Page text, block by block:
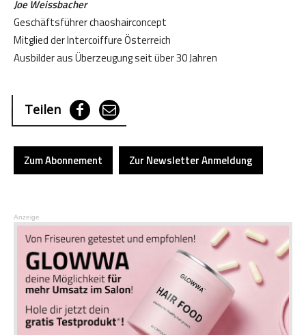
Joe Weissbacher
Geschäftsführer chaoshairconcept
Mitglied der Intercoiffure Österreich
Ausbilder aus Überzeugung seit über 30 Jahren
Teilen
Zum Abonnement Zur Newsletter Anmeldung
Anzeige